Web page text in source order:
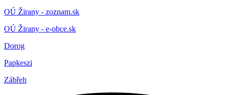
OÚ Žirany - zoznam.sk
OÚ Žirany - e-obce.sk
Dorog
Papkeszi
Zábřeh